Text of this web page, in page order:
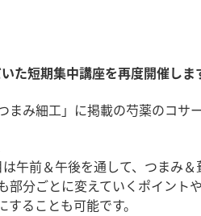
た短期集中講座を再度開催しま
み細工」に掲載の芍薬のコサー
午前＆午後を通して、つまみ＆
分ごとに変えていくポイント
ることも可能です。